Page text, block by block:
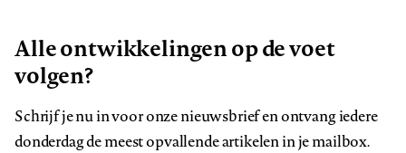
Alle ontwikkelingen op de voet
volgen?
Schrijf je nu in voor onze nieuwsbrief en ontvang iedere
donderdag de meest opvallende artikelen in je mailbox.